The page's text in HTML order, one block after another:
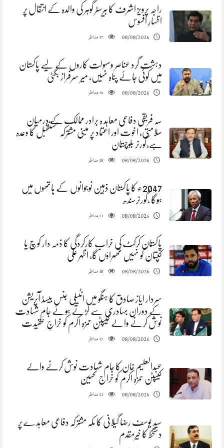
راجہ پرویز اشرف کا بیرسٹر گوہر کی والدہ کے انتقال پر
اظہارِ افسوس
08/08/2026
17مناظر
دہشت گرد عناصر وسہولت کاروں کے لیے پاکستان
میں کوئی جائے پناہ نہیں، میر سرفراز بگٹی
08/08/2026
20مناظر
سہ فریقی دفاعی معاہد ہ برادر ممالک کے درمیان
سلامتی، اخوت اور اعتماد پر مبنی مشترکہ مستقبل کا وعدہ
ہے،گورنر بلوچستان
08/08/2026
18مناظر
2047ء کا پاکستان ذہین نوجوانوں کے ہاتھوں میں
ہوگا ،گورنرسندھ
08/08/2026
21مناظر
پاکستان کرکٹ کی خراب کارکردگی کا ذمہ دار کوچ یا
کپتان کو نہیں ٹھہراؤں گا، اظہر علی
08/08/2026
18مناظر
سردار ایاز صادق کا ہنگو میں انٹیلی جنس بیسڈ آپریشن
کے دوران بہادری سے لڑتے ہوئے جامِ شہادت
نوش کرنے والے کیپٹن حمزہ اکرم کو خراجِ عقیدت
08/08/2026
17مناظر
عبدالعلیم خان کا جام شہادت نوش کرنے والے
کیپٹن حمزہ اکرم کو خراج تحسین
08/08/2026
21مناظر
سید یوسف رضا گیلانی کا مکہ مشترکہ دفاعی معاہدے پر
دستخط کا خیرمقدم